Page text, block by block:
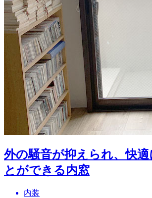
外の騒音が抑えられ、快適
とができる内窓
内装